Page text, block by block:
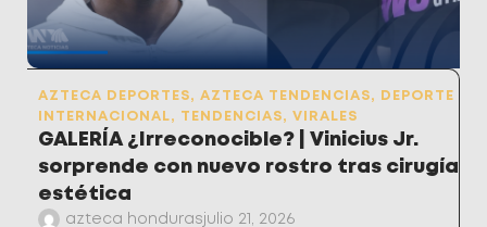
AZTECA DEPORTES, AZTECA TENDENCIAS,
DEPORTE
INTERNACIONAL, TENDENCIAS, VIRALES
GALERÍA ¿Irreconocible? | Vinicius Jr.
sorprende con nuevo rostro tras cirugía
estética
azteca hondurasjulio 21, 2026